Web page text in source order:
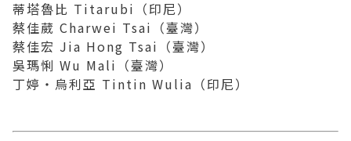
蒂塔魯比 Titarubi（印尼）
蔡佳葳 Charwei Tsai（臺灣）
蔡佳宏 Jia Hong Tsai（臺灣）
吳瑪悧 Wu Mali（臺灣）
丁婷・烏利亞 Tintin Wulia（印尼）